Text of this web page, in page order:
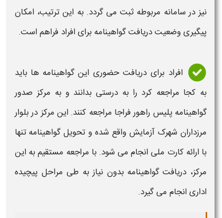
نیز در سامانه مربوطه ثبت می گردد. به این ترتیب، امکان
پیگیری وضعیتدریافتگواهینامه برای افراد فراهم است.
افراد برای دریافت حضوری این گواهینامه ها باید
به کجا مراجعه کرد را به درستی بدانند و به مرکز صدور
گواهینامه پلیس راهور فراجا مراجعه کنند. این مرکز در بلوار
مرزداران شهرک آزمایش واقع شده و تحویل گواهینامه تنها
با ارائه کارت ملی انجام می شود. با مراجعه مستقیم به این
مرکز، دریافت گواهینامه بدون نیاز به طی مراحل پیچیده
اداری انجام می گیرد.